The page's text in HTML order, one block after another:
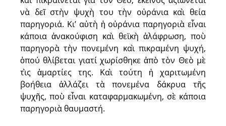
νὰ δεῖ στὴν ψυχὴ του τὴν oὐράνια καὶ θεία
παρηγοριά. Κι’ αὐτὴ ἡ οὐράνια παρηγοριὰ εἶναι
κάποια ἀνακούφιση καὶ θεϊκὴ ἀλάφρωση, ποὺ
παρηγορὰ τὴν πονεμένη καὶ πικραμένη ψυχή,
ὁπού θλίβεται γιατί χωρίσθηκε ἀπὸ τὸν Θεὸ μὲ
τὶς ἁμαρτίες της. Καὶ τούτη ἡ χαριτωμένη
βοήθεια ἀλλάζει τὰ πονεμένα δάκρυα τῆς
ψυχῆς, ποὺ εἶναι καταφαρμακωμένη, σὲ κάποια
παρηγοριὰ θαυμαστή.